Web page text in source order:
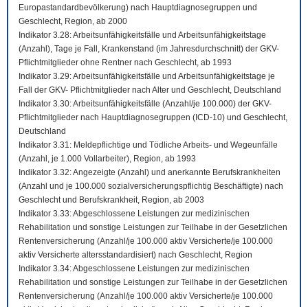
Europastandardbevölkerung) nach Hauptdiagnosegruppen und
Geschlecht, Region, ab 2000
Indikator 3.28: Arbeitsunfähigkeitsfälle und Arbeitsunfähigkeitstage
(Anzahl), Tage je Fall, Krankenstand (im Jahresdurchschnitt) der GKV-
Pflichtmitglieder ohne Rentner nach Geschlecht, ab 1993
Indikator 3.29: Arbeitsunfähigkeitsfälle und Arbeitsunfähigkeitstage je
Fall der GKV- Pflichtmitglieder nach Alter und Geschlecht, Deutschland
Indikator 3.30: Arbeitsunfähigkeitsfälle (Anzahl/je 100.000) der GKV-
Pflichtmitglieder nach Hauptdiagnosegruppen (ICD-10) und Geschlecht,
Deutschland
Indikator 3.31: Meldepflichtige und Tödliche Arbeits- und Wegeunfälle
(Anzahl, je 1.000 Vollarbeiter), Region, ab 1993
Indikator 3.32: Angezeigte (Anzahl) und anerkannte Berufskrankheiten
(Anzahl und je 100.000 sozialversicherungspflichtig Beschäftigte) nach
Geschlecht und Berufskrankheit, Region, ab 2003
Indikator 3.33: Abgeschlossene Leistungen zur medizinischen
Rehabilitation und sonstige Leistungen zur Teilhabe in der Gesetzlichen
Rentenversicherung (Anzahl/je 100.000 aktiv Versicherte/je 100.000
aktiv Versicherte altersstandardisiert) nach Geschlecht, Region
Indikator 3.34: Abgeschlossene Leistungen zur medizinischen
Rehabilitation und sonstige Leistungen zur Teilhabe in der Gesetzlichen
Rentenversicherung (Anzahl/je 100.000 aktiv Versicherte/je 100.000